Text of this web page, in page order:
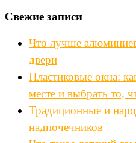
Свежие записи
Что лучше
двери
Пластиковые окна:
месте и выбрать то,
Традиционные и
надпочечников